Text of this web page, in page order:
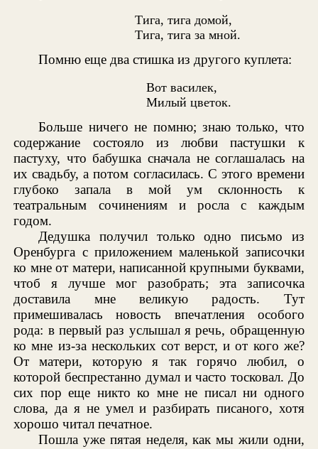
Тига, тига домой,
Тига, тига за мной.
Помню еще два стишка из другого куплета:
Вот василек,
Милый цветок.
Больше ничего не помню; знаю только, что
содержание состояло из любви пастушки к
пастуху, что бабушка сначала не соглашалась на
их свадьбу, а потом согласилась. С этого времени
глубоко запала в мой ум склонность к
театральным сочинениям и росла с каждым
годом.
Дедушка получил только одно письмо из
Оренбурга с приложением маленькой записочки
ко мне от матери, написанной крупными буквами,
чтоб я лучше мог разобрать; эта записочка
доставила мне великую радость. Тут
примешивалась новость впечатления особого
рода: в первый раз услышал я речь, обращенную
ко мне из-за нескольких сот верст, и от кого же?
От матери, которую я так горячо любил, о
которой беспрестанно думал и часто тосковал. До
сих пор еще никто ко мне не писал ни одного
слова, да я не умел и разбирать писаного, хотя
хорошо читал печатное.
Пошла уже пятая неделя, как мы жили одни,